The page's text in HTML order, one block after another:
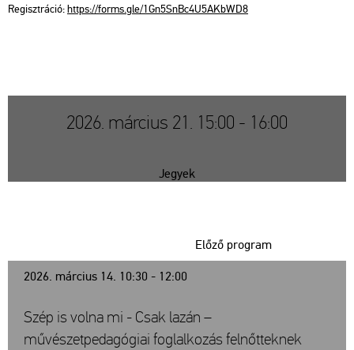
Re­giszt­rá­ció:https://​forms.​gle/​1Gn​5SnB​c4U5​AKbW​D8
2026. március 21. 15:00 - 16:00
Jegyek
2026. március 14. 10:30 - 12:00
Előző program
Szép is volna mi - Csak lazán –
művészetpedagógiai foglalkozás felnőtteknek